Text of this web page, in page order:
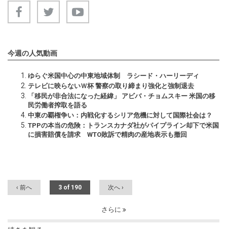
今週の人気動画
ゆらぐ米国中心の中東地域体制 ラシード・ハーリーディ
テレビに映らないＷ杯 警察の取り締まり強化と強制退去
「移民が非合法になった経緯」 アビバ・チョムスキー 米国の移
民労働者搾取を語る
中東の覇権争い：内戦化するシリア危機に対して国際社会は？
TPPの本当の危険：トランスカナダ社がパイプライン却下で米国
に損害賠償を請求 WTO敗訴で精肉の産地表示も撤回
‹ 前へ 3 of 190 次へ ›
さらに